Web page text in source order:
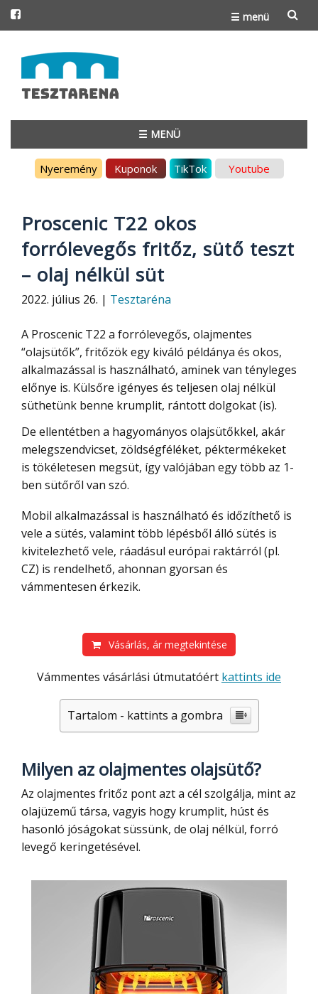
☰ menü
to
content
☰ MENÜ
Nyeremény Kuponok TikTok Youtube
Proscenic T22 okos
forrólevegős fritőz, sütő teszt
– olaj nélkül süt
2022. július 26. | Tesztaréna
A Proscenic T22 a forrólevegős, olajmentes
“olajsütők”, fritőzök egy kiváló példánya és okos,
alkalmazással is használható, aminek van tényleges
előnye is. Külsőre igényes és teljesen olaj nélkül
süthetünk benne krumplit, rántott dolgokat (is).
De ellentétben a hagyományos olajsütőkkel, akár
melegszendvicset, zöldségféléket, péktermékeket
is tökéletesen megsüt, így valójában egy több az 1-
ben sütőről van szó.
Mobil alkalmazással is használható és időzíthető is
vele a sütés, valamint több lépésből álló sütés is
kivitelezhető vele, ráadásul európai raktárról (pl.
CZ) is rendelhető, ahonnan gyorsan és
vámmentesen érkezik.
Vásárlás, ár megtekintése
Vámmentes vásárlási útmutatóért kattints ide
Tartalom - kattints a gombra
Milyen az olajmentes olajsütő?
Az olajmentes fritőz pont azt a cél szolgálja, mint az
olajüzemű társa, vagyis hogy krumplit, húst és
hasonló jóságokat süssünk, de olaj nélkül, forró
levegő keringetésével.